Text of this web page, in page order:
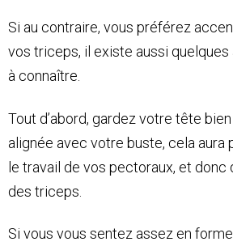
Si au contraire, vous préférez
vos triceps, il existe aussi
à connaître.
Tout d’abord, gardez votre tête
alignée avec votre buste, cela
le travail de vos pectoraux, et donc
des triceps.
Si vous vous sentez assez en